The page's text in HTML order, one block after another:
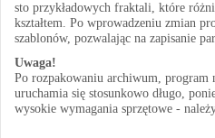
sto przykładowych fraktali, które
kształtem. Po wprowadzeniu zmian
szablonów, pozwalając na zapisanie
Uwaga!
Po rozpakowaniu archiwum,
uruchamia się stosunkowo długo,
wysokie wymagania sprzętowe -